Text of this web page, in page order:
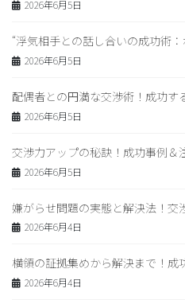
2026年6月5日
“浮気相手との話し合いの成功術
2026年6月5日
配偶者との円満な交渉術！成功す
2026年6月5日
交渉力アップの秘訣！成功事例＆
2026年6月5日
嫌がらせ問題の実態と解決法！交
2026年6月4日
横領の証拠集めから解決まで！成
2026年6月4日